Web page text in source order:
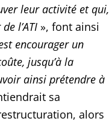
leur activité et qui,
l’ATI », font ainsi
encourager un
jusqu’à la
ainsi prétendre à
sa
alors